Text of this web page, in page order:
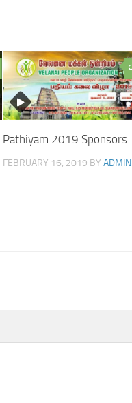
Pathiyam 2019 Sponsors
FEBRUARY 16, 2019 BY ADMIN